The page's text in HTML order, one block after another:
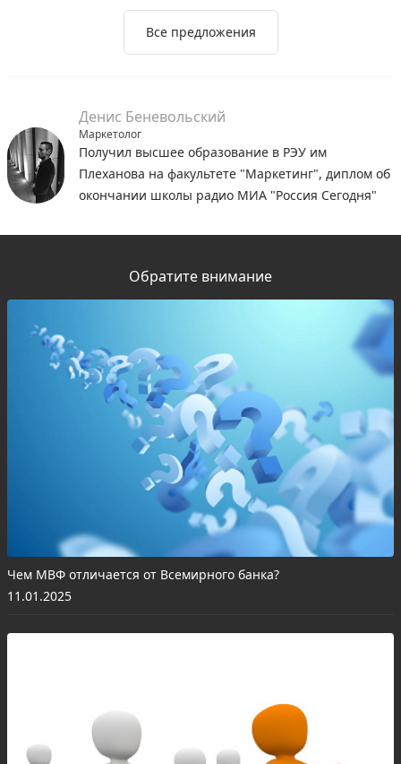
Все предложения
Денис Беневольский
Маркетолог
Получил высшее образование в РЭУ им
Плеханова на факультете "Маркетинг", диплом об
окончании школы радио МИА "Россия Сегодня"
Обратите внимание
Чем МВФ отличается от Всемирного банка?
11.01.2025